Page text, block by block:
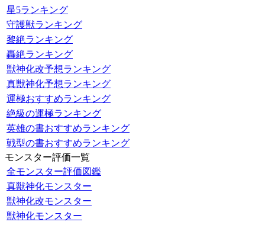
星5ランキング
守護獣ランキング
黎絶ランキング
轟絶ランキング
獣神化改予想ランキング
真獣神化予想ランキング
運極おすすめランキング
絶級の運極ランキング
英雄の書おすすめランキング
戦型の書おすすめランキング
モンスター評価一覧
全モンスター評価図鑑
真獣神化モンスター
獣神化改モンスター
獣神化モンスター